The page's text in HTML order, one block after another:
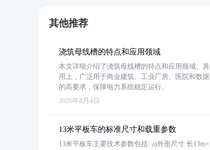
其他推荐
浇筑母线槽的特点和应用领域
本文详细介绍了浇筑母线槽的特点和应用领域。
用上，广泛用于商业建筑、工业厂房、医院和数
的高要求，保障电力系统稳定运行。
2026年8月4日
13米平板车的标准尺寸和载重参数
13米平板车主要技术参数包括: a)外形尺寸:长